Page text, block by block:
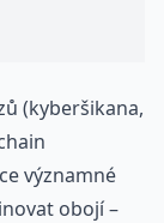
(kyberšikana,
významné
obojí –